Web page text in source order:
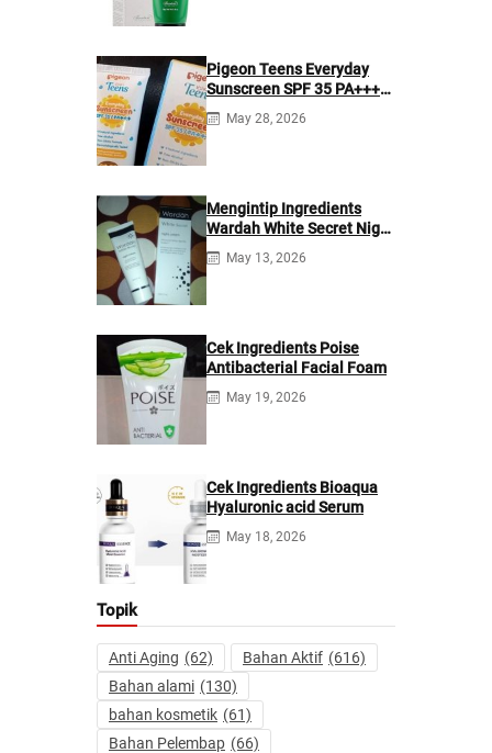
Pigeon Teens Everyday
Sunscreen SPF 35 PA+++
Ingredients
May 28, 2026
Mengintip Ingredients
Wardah White Secret Night
Cream
May 13, 2026
Cek Ingredients Poise
Antibacterial Facial Foam
May 19, 2026
Cek Ingredients Bioaqua
Hyaluronic acid Serum
May 18, 2026
Topik
Anti Aging (62) Bahan Aktif (616)
Bahan alami (130)
bahan kosmetik (61)
Bahan Pelembap (66)